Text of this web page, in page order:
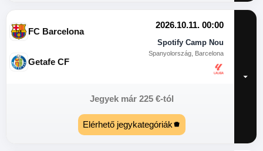
FC Barcelona
2026.10.11. 00:00
Spotify Camp Nou
Spanyolország, Barcelona
Getafe CF
Jegyek már 225 €-tól
Elérhető jegykategóriák